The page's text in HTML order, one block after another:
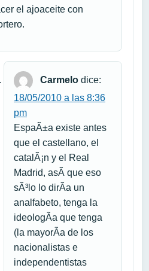
el ajoaceite con
Carmelo dice:
18/05/2010 a las 8:36
pm
EspaÃ±a existe antes
que el castellano, el
catalÃ¡n y el Real
Madrid, asÃ­ que eso
sÃ³lo lo dirÃ­a un
analfabeto, tenga la
ideologÃ­a que tenga
(la mayorÃ­a de los
nacionalistas e
independentistas